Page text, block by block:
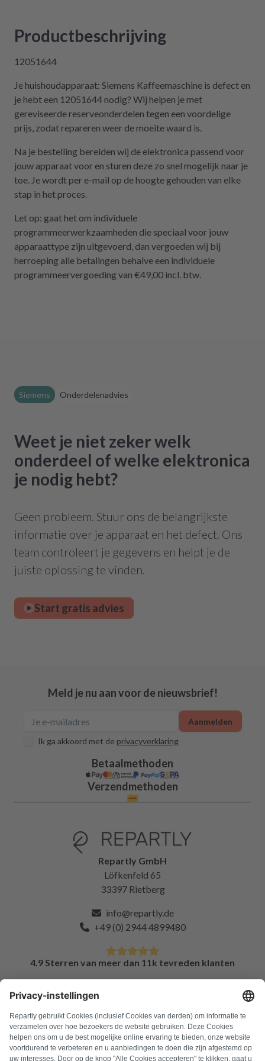
Träumchen. Danke, danke, danke. Wilk gar
nicht erst wissen, was der Mieltechniker
gekostet hätte. Ich hoffe, wir werden in
zurückgreifen müssen. Aber gut zu wissen,
dass es diese Möglichkeit gibt! Werden wir
definitiv weiter empfehlen.
Productbeschrijving
12051644
Je huishoudapparaat: Siemens Kaffeemaschine is defect en
je hebt een 12051644 nodig? Wij helpen je met
gereviseerde reserveonderdelen tegen een voordelige
prijs, zodat repareren weer de moeite waard is.
Na je bestelling bereiden wij de elektronica passend voor
jouw apparaat voor en sturen deze zo snel mogelijk naar je
toe. Je wordt per e-mail op de hoogte gehouden van elke
stap in het proces.
Let op: gaat het om individuele
programmeerwerkzaamheden die speciaal voor jouw
apparaattype zijn uitgevoerd, dan vergoeden wij bij
herroeping alle betalingen behalve een individuele
programmeervergoeding van €49,00 incl. btw.
Siemens Onderdelenadvies
Weet je niet zeker welk
onderdeel of welke elektronica
je nodig hebt?
Geen probleem. Stuur ons de belangrijkste
informatie over je apparaat en het defect. Ons
team controleert je gegevens en helpt je de
juiste oplossing te vinden.
Start gratis advies
Meld je nu aan voor de nieuwsbrief!
Ik ga akkoord met de privacyverklaring
Aanmelden
Betaalmethoden
Verzendmethoden
Repartly GmbH
Löfkenfeld 65
33397 Rietberg
info@repartly.de
+49 (0) 2944 4899480
4.9 Sterren van meer dan 11k tevreden klanten
FAQ
Alle foutcodes